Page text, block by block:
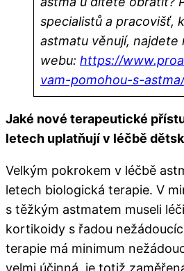
specialistů a pracovišť,
astmatu věnují, najdete
webu: https://
vam-pomohou-s-astma/
Jaké nové terapeutické
letech uplatňují v léčbě
Velkým pokrokem v léčbě
letech biologická terapie. V
s těžkým astmatem museli
kortikoidy s řadou
terapie má minimum
velmi účinná, je totiž